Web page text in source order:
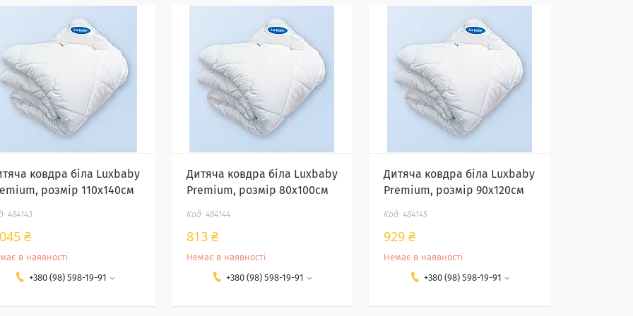
ковдра біла Luxbaby
розмір 110х140см
484143
₴
в наявності
+380 (98) 598-19-91
Дитяча ковдра біла Luxbaby
Premium, розмір 80х100см
484144
813 ₴
Немає в наявності
+380 (98) 598-19-91
Дитяча ковдра біла Luxbaby
Premium, розмір 90х120см
484145
929 ₴
Немає в наявності
+380 (98) 598-19-91